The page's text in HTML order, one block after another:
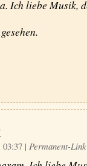
Ich liebe Musik,
| Permanent-Link